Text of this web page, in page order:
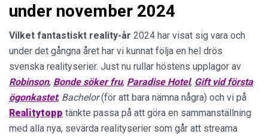
under november 2024
Vilket fantastiskt reality-år 2024 har visat sig vara och
under det gångna året har vi kunnat följa en hel drös
svenska realityserier. Just nu rullar höstens upplagor av
Robinson, Bonde söker fru, Paradise Hotel, Gift vid första
ögonkastet, Bachelor(för att bara nämna några) och vi på
Realitytopp tänkte passa på att göra en sammanställning
med alla nya, sevärda realityserier som går att streama